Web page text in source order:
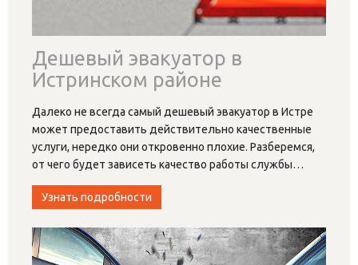
Дешевый эвакуатор в
Истринском районе
Далеко не всегда самый дешевый эвакуатор в Истре
может предоставить действительно качественные
услуги, нередко они откровенно плохие. Разберемся,
от чего будет зависеть качество работы службы…
Узнать подробности